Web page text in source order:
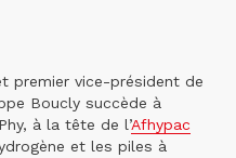
premier vice-président de
Boucly succède à
à la tête de l’Afhypac
et les piles à